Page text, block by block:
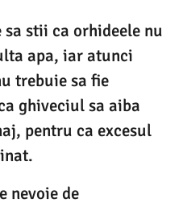
stii ca orhideele nu
apa, iar atunci
trebuie sa fie
ghiveciul sa aiba
pentru ca excesul
nevoie de